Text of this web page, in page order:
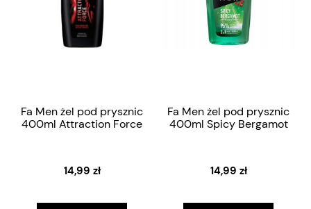
Fa Men żel pod prysznic
400ml Attraction Force
14,99 zł
Fa Men żel pod prysznic
400ml Spicy Bergamot
14,99 zł